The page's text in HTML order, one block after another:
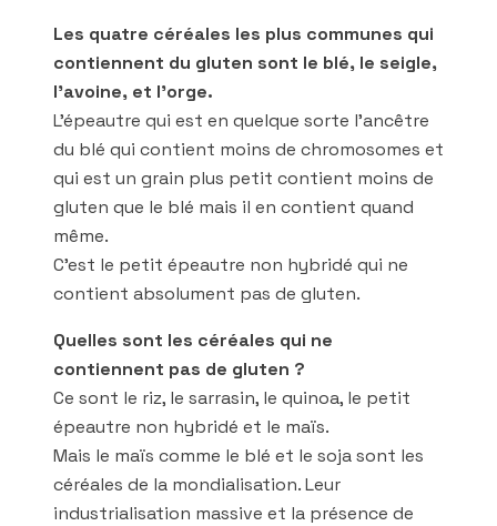
Les quatre céréales les plus communes qui
contiennent du gluten sont le blé, le seigle,
l’avoine, et l’orge.
L’épeautre qui est en quelque sorte l’ancêtre
du blé qui contient moins de chromosomes et
qui est un grain plus petit contient moins de
gluten que le blé mais il en contient quand
même.
C’est le petit épeautre non hybridé qui ne
contient absolument pas de gluten.
Quelles sont les céréales qui ne
contiennent pas de gluten ?
Ce sont le riz, le sarrasin, le quinoa, le petit
épeautre non hybridé et le maïs.
Mais le maïs comme le blé et le soja sont les
céréales de la mondialisation. Leur
industrialisation massive et la présence de